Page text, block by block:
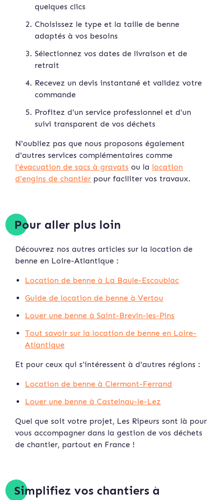
quelques clics
Choisissez le type et la taille de benne
adaptés à vos besoins
Sélectionnez vos dates de livraison et de
retrait
Recevez un devis instantané et validez votre
commande
Profitez d'un service professionnel et d'un
suivi transparent de vos déchets
N'oubliez pas que nous proposons également
d'autres services complémentaires comme
l'évacuation de sacs à gravats ou la location
d'engins de chantier pour faciliter vos travaux.
Pour aller plus loin
Découvrez nos autres articles sur la location de
benne en Loire-Atlantique :
Location de benne à La Baule-Escoublac
Guide de location de benne à Vertou
Louer une benne à Saint-Brevin-les-Pins
Tout savoir sur la location de benne en Loire-
Atlantique
Et pour ceux qui s'intéressent à d'autres régions :
Location de benne à Clermont-Ferrand
Louer une benne à Castelnau-le-Lez
Quel que soit votre projet, Les Ripeurs sont là pour
vous accompagner dans la gestion de vos déchets
de chantier, partout en France !
Simplifiez vos chantiers à